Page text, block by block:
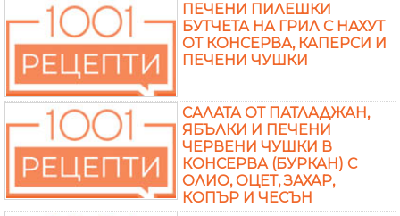
ПЕЧЕНИ ПИЛЕШКИ
БУТЧЕТА НА ГРИЛ С НАХУТ
ОТ КОНСЕРВА, КАПЕРСИ И
ПЕЧЕНИ ЧУШКИ
САЛАТА ОТ ПАТЛАДЖАН,
ЯБЪЛКИ И ПЕЧЕНИ
ЧЕРВЕНИ ЧУШКИ В
КОНСЕРВА (БУРКАН) С
ОЛИО, ОЦЕТ, ЗАХАР,
КОПЪР И ЧЕСЪН